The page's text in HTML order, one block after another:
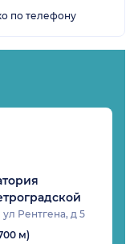
по телефону
Рентгена, д 5
м)